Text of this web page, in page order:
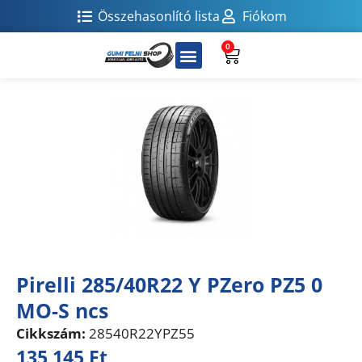
Összehasonlító lista Fiókom
0
Pirelli 285/40R22 Y PZero PZ5 0
MO-S ncs
Cikkszám: 28540R22YPZ55